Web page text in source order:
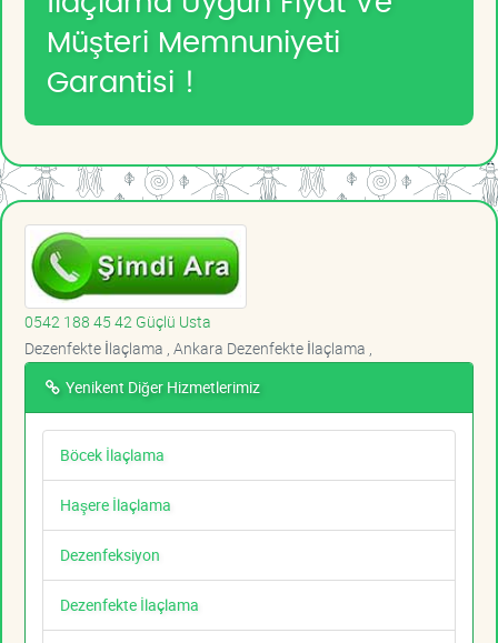
Müşteri Memnuniyeti
Garantisi !
0542 188 45 42 Güçlü Usta
Dezenfekte İlaçlama , Ankara Dezenfekte İlaçlama ,
Yenikent Diğer Hizmetlerimiz
Böcek İlaçlama
Haşere İlaçlama
Dezenfeksiyon
Dezenfekte İlaçlama